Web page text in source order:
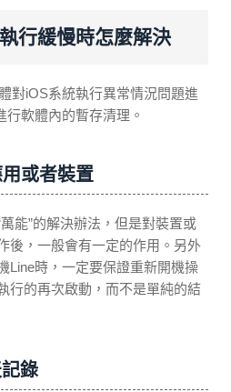
行緩慢時怎麼解決
對iOS系統執行異常情況問題進
軟體內的暫存清理。
或者裝置
能”的解決辦法，但是對裝置或
後，一般會有一定的作用。另外
Line時，一定要保證重新開機操
行的再次啟動，而不是單純的結
錄